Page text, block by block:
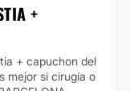
+
+ capuchon del
mejor si cirugía o